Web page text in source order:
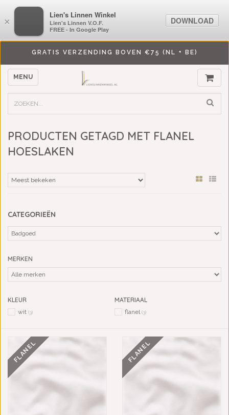
GRATIS VERZENDING BOVEN €75 (NL + BE)
MENU
PRODUCTEN GETAGD MET FLANEL
HOESLAKEN
CATEGORIEËN
MERKEN
KLEUR
wit (3)
MATERIAAL
flanel(3)
FLANEL FLANEL
×
LiensLinnenwinkel.nl
Lien's Linnen V.O.F.
FREE - In Google Play
DOWNLOAD
×
Lien's Linnen Winkel
Lien's Linnen V.O.F.
FREE - In Google Play
DOWNLOAD